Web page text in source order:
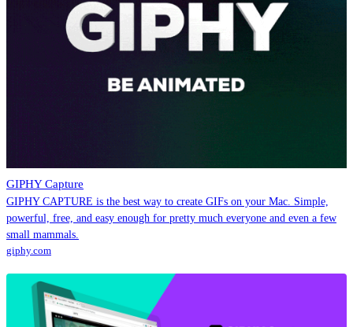
GIPHY Capture
GIPHY CAPTURE is the best way to create GIFs on your Mac. Simple,
powerful, free, and easy enough for pretty much everyone and even a few
small mammals.
giphy.com